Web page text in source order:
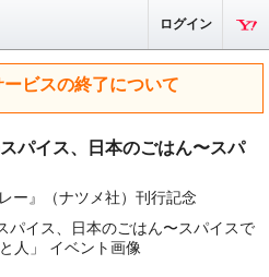
ログイン
ビスの終了について
パイス、日本のごはん〜スパ
ー』（ナツメ社）刊行記念